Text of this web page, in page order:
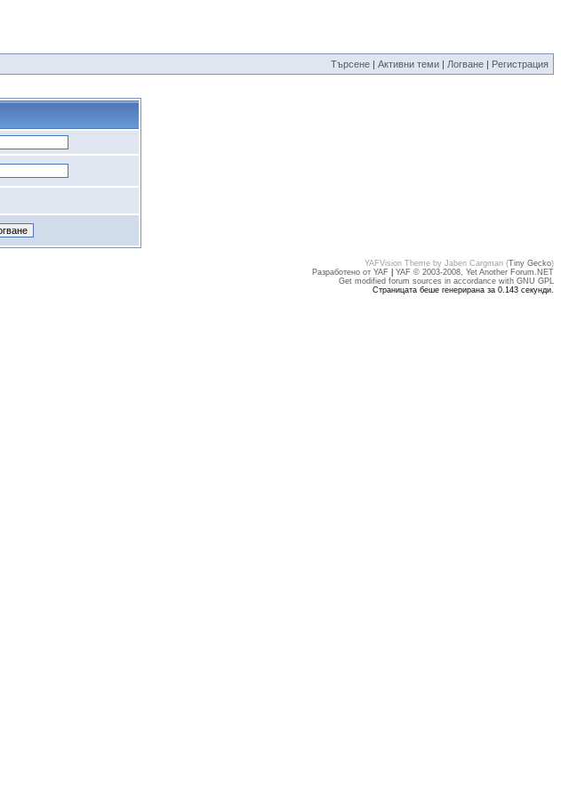
Търсене | Активни теми | Логване | Регистрация
YAFVision Theme by Jaben Cargman (Tiny Gecko)
Разработено от YAF
YAF © 2003-2008, Yet Another Forum.NET
Get modified forum sources in accordance with GNU GPL
Страницата беше генерирана за 0.143 секунди.